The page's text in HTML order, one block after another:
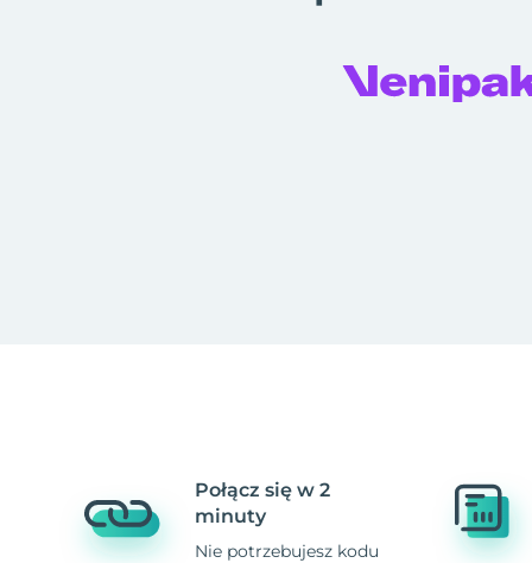
Połącz się w 2
minuty
Nie potrzebujesz kodu